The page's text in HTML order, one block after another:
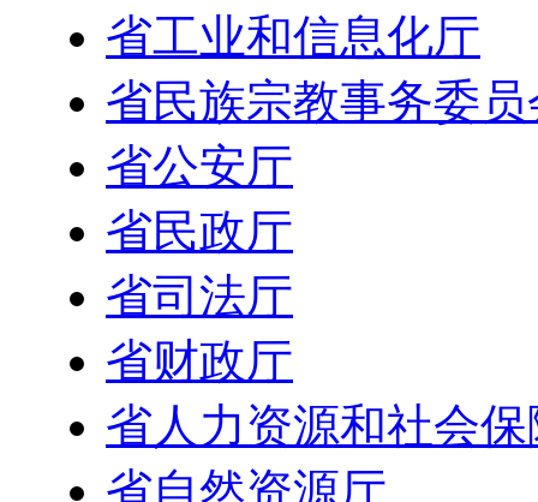
省工业和信息化厅
省民族宗教事务委员
省公安厅
省民政厅
省司法厅
省财政厅
省人力资源和社会
省自然资源厅